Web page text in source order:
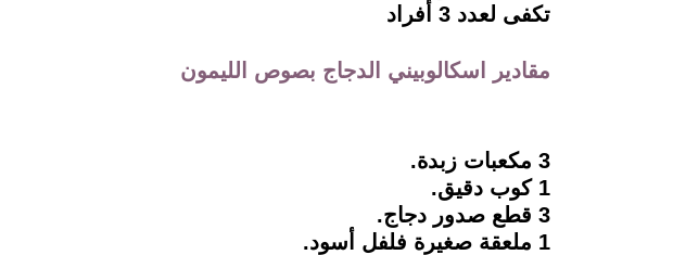
تكفى لعدد 3 أفراد
مقادير اسكالوبيني الدجاج بصوص الليمون
3 مكعبات زبدة.
1 كوب دقيق.
3 قطع صدور دجاج.
1 ملعقة صغيرة فلفل أسود.